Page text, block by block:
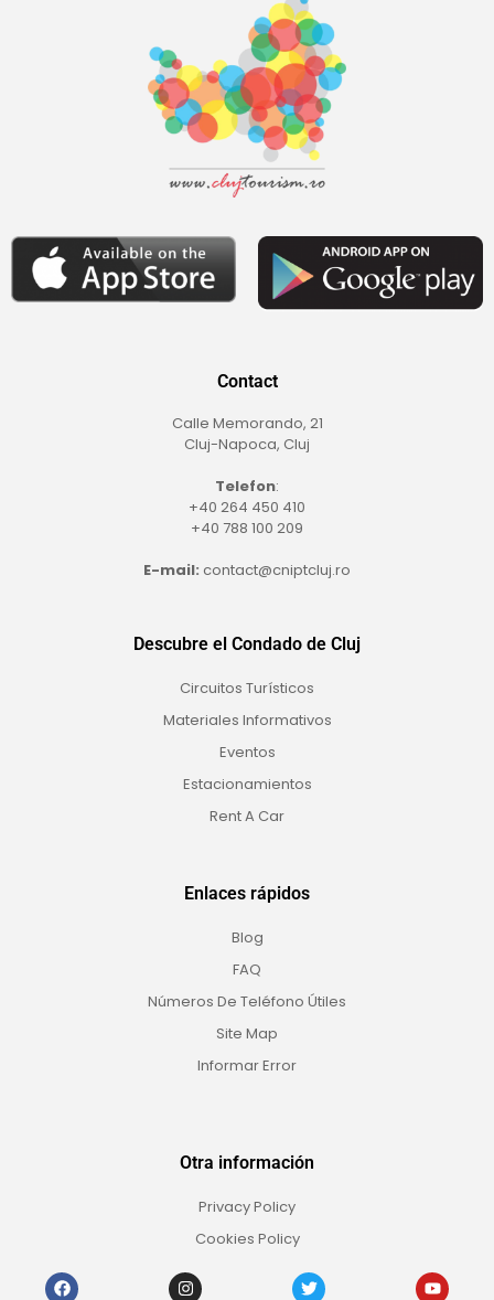
Contact
Calle Memorando, 21
Cluj-Napoca, Cluj
Telefon:
+40 264 450 410
+40 788 100 209
E-mail: contact@cniptcluj.ro
Descubre el Condado de Cluj
Circuitos Turísticos
Materiales Informativos
Eventos
Estacionamientos
Rent A Car
Enlaces rápidos
Blog
FAQ
Números De Teléfono Útiles
Site Map
Informar Error
Otra información
Privacy Policy
Cookies Policy